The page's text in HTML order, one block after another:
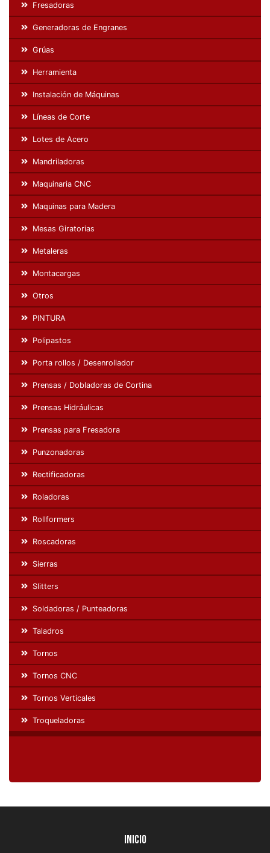
Fresadoras
Generadoras de Engranes
Grúas
Herramienta
Instalación de Máquinas
Líneas de Corte
Lotes de Acero
Mandriladoras
Maquinaria CNC
Maquinas para Madera
Mesas Giratorias
Metaleras
Montacargas
Otros
PINTURA
Polipastos
Porta rollos / Desenrollador
Prensas / Dobladoras de Cortina
Prensas Hidráulicas
Prensas para Fresadora
Punzonadoras
Rectificadoras
Roladoras
Rollformers
Roscadoras
Sierras
Slitters
Soldadoras / Punteadoras
Taladros
Tornos
Tornos CNC
Tornos Verticales
Troqueladoras
Inicio